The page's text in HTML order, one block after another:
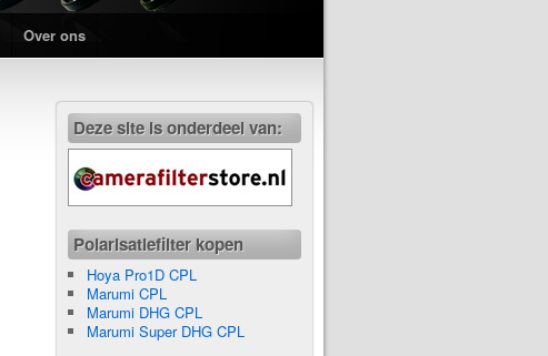
Over ons
Deze site is onderdeel van:
Polarisatiefilter kopen
Hoya Pro1D CPL
Marumi CPL
Marumi DHG CPL
Marumi Super DHG CPL